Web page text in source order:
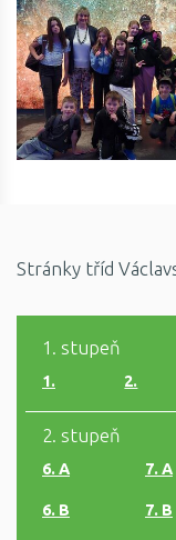
Stránky tříd
1. stupeň
1. 2.
2. stupeň
6. A
6. B
7. A
7. B